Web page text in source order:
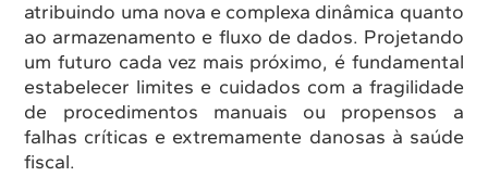
atribuindo uma nova e complexa dinâmica quanto
ao armazenamento e fluxo de dados. Projetando
um futuro cada vez mais próximo, é fundamental
estabelecer limites e cuidados com a fragilidade
de procedimentos manuais ou propensos a
falhas críticas e extremamente danosas à saúde
fiscal.